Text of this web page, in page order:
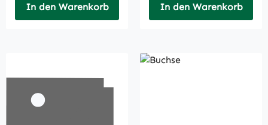
In den Warenkorb In den Warenkorb